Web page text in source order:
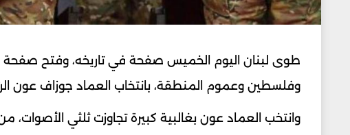
طوى لبنان اليوم الخميس صفحة في تاريخه، وفتح صفحة
وفلسطين وعموم المنطقة، بانتخاب العماد جوزاف عون الرئيس الـ14 للجمهورية
وانتخب العماد عون بغالبية كبيرة تجاوزت ثلثي الأصوات،